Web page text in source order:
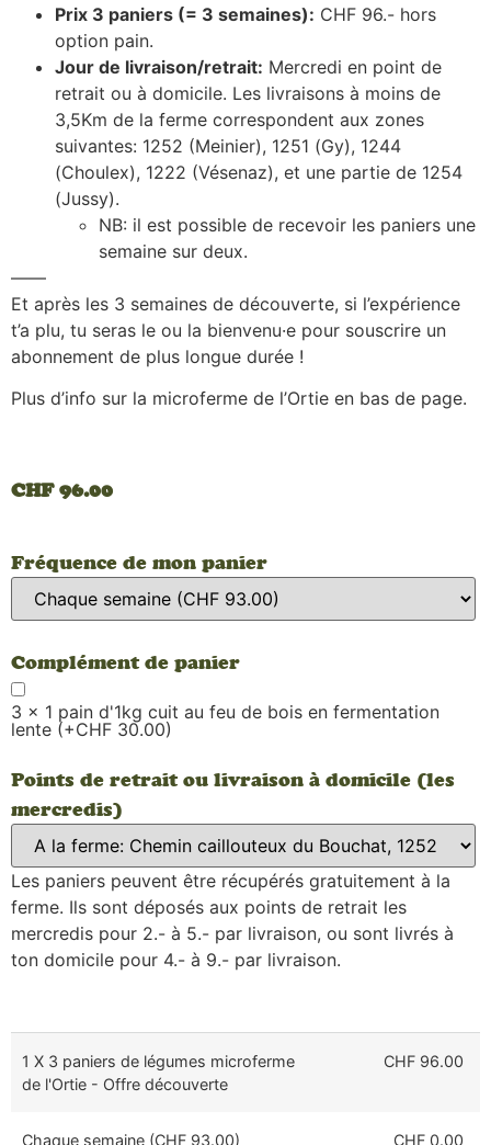
Prix 3 paniers (= 3 semaines): CHF 96.- hors
option pain.
Jour de livraison/retrait: Mercredi en point de
retrait ou à domicile. Les livraisons à moins de
3,5Km de la ferme correspondent aux zones
suivantes: 1252 (Meinier), 1251 (Gy), 1244
(Choulex), 1222 (Vésenaz), et une partie de 1254
(Jussy).
NB: il est possible de recevoir les paniers une
semaine sur deux.
——
Et après les 3 semaines de découverte, si l’expérience
t’a plu, tu seras le ou la bienvenu·e pour souscrire un
abonnement de plus longue durée !
Plus d’info sur la microferme de l’Ortie en bas de page.
CHF96.00
Fréquence de mon panier
Complément de panier
3 x 1 pain d'1kg cuit au feu de bois en fermentation
lente (+CHF 30.00)
Points de retrait ou livraison à domicile (les
mercredis)
Les paniers peuvent être récupérés gratuitement à la
ferme. Ils sont déposés aux points de retrait les
mercredis pour 2.- à 5.- par livraison, ou sont livrés à
ton domicile pour 4.- à 9.- par livraison.
1 X 3 paniers de légumes microferme
de l'Ortie - Offre découverte
CHF 96.00
Chaque semaine (CHF 93.00) CHF 0.00